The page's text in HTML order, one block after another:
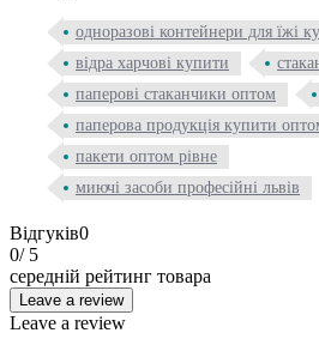
одноразові контейнери для їжі
відра харчові купити
паперові стаканчики оптом
паперова продукція купити
пакети оптом рівне
миючі засоби професійні львів
Відгуків0
0/ 5
середній рейтинг товара
Leave a review
Leave a review